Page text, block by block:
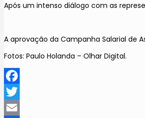
Após um intenso diálogo com as
A aprovação da Campanha Salarial de
Fotos: Paulo Holanda – Olhar Digital.
Facebook
Twitter